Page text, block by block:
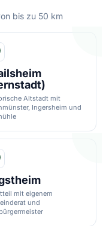
bis zu 50 km
Altstadt mit
Ingersheim und
mit eigenem
und